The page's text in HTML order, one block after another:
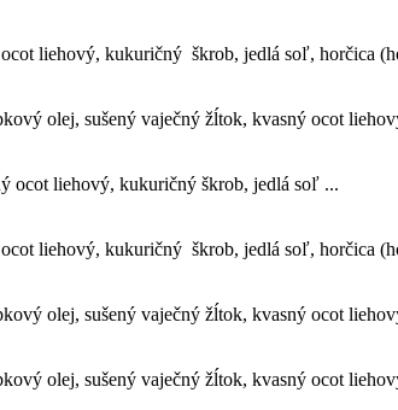
liehový, kukuričný škrob, jedlá soľ, horčica
olej, sušený vaječný žĺtok, kvasný ocot
ocot liehový, kukuričný škrob, jedlá soľ ...
liehový, kukuričný škrob, jedlá soľ, horčica
olej, sušený vaječný žĺtok, kvasný ocot
olej, sušený vaječný žĺtok, kvasný ocot